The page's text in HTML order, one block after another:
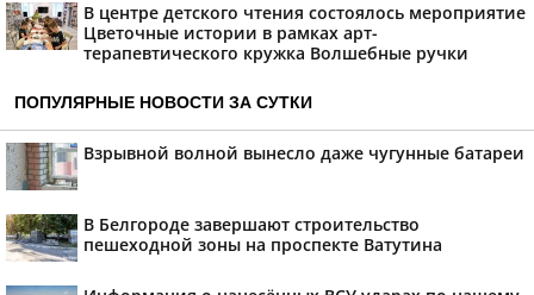
В центре детского чтения состоялось мероприятие
Цветочные истории в рамках арт-
терапевтического кружка Волшебные ручки
ПОПУЛЯРНЫЕ НОВОСТИ ЗА СУТКИ
Взрывной волной вынесло даже чугунные батареи
В Белгороде завершают строительство
пешеходной зоны на проспекте Ватутина